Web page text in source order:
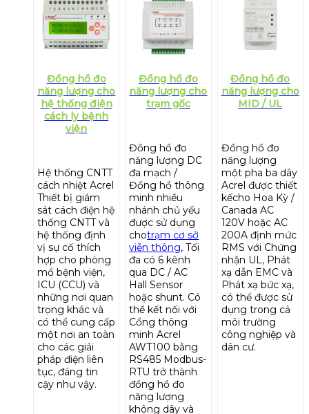
Đồng hồ đo
năng lượng cho
hệ thống điện
cách ly bệnh
viện
Hệ thống CNTT
cách nhiệt Acrel
Thiết bị giám
sát cách điện hệ
thống CNTT và
hệ thống định
vị sự cố thích
hợp cho phòng
mổ bệnh viện,
ICU (CCU) và
những nơi quan
trọng khác và
có thể cung cấp
một nơi an toàn
cho các giải
pháp điện liên
tục, đáng tin
cậy như vậy.
Đồng hồ đo
năng lượng cho
trạm gốc
Đồng hồ đo
năng lượng DC
đa mạch /
Đồng hồ thông
minh nhiều
nhánh chủ yếu
được sử dụng
chotrạm cơ sở
viễn thông, Tối
đa có 6 kênh
qua DC / AC
Hall Sensor
hoặc shunt. Có
thể kết nối với
Cổng thông
minh Acrel
AWT100 bằng
RS485 Modbus-
RTU trở thành
đồng hồ đo
năng lượng
không dây và
Đồng hồ đo
năng lượng cho
MID / UL
Đồng hồ đo
năng lượng
một pha ba dây
Acrel được thiết
kếcho Hoa Kỳ /
Canada AC
120V hoặc AC
200A định mức
RMS với Chứng
nhận UL, Phát
xạ dẫn EMC và
Phát xạ bức xạ,
có thể được sử
dụng trong cả
môi trường
công nghiệp và
dân cư.